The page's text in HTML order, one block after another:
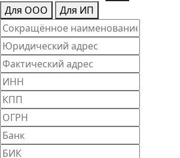
Для ООО Для ИП